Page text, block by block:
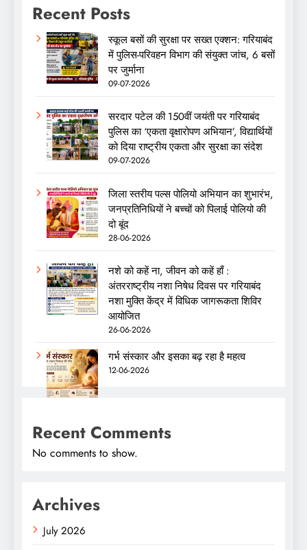
Recent Posts
स्कूल बसों की सुरक्षा पर सख्त एक्शन: गरियाबंद
में पुलिस-परिवहन विभाग की संयुक्त जांच, 6 बसों
पर जुर्माना
09-07-2026
सरदार पटेल की 150वीं जयंती पर गरियाबंद
पुलिस का ‘एकता वृक्षारोपण अभियान’, विद्यार्थियों
को दिया राष्ट्रीय एकता और सुरक्षा का संदेश
09-07-2026
जिला स्तरीय पल्स पोलियो अभियान का शुभारंभ,
जनप्रतिनिधियों ने बच्चों को पिलाई पोलियो की
दो बूंद
28-06-2026
नशे को कहें ना, जीवन को कहें हाँ :
अंतरराष्ट्रीय नशा निषेध दिवस पर गरियाबंद
नशा मुक्ति केंद्र में विधिक जागरूकता शिविर
आयोजित
26-06-2026
गर्भ संस्कार और इसका बढ़ रहा है महत्व
12-06-2026
Recent Comments
No comments to show.
Archives
July 2026